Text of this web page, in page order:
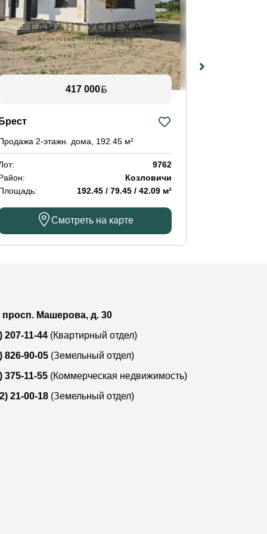
417 000
Брест
2-этажн. дома, 192.45 м²
9762
Козловичи
192.45 / 79.45 / 42.09 м²
Смотреть на карте
просп. Машерова, д. 30
207-11-44 (Квартирный отдел)
826-90-05 (Земельный отдел)
375-11-55 (Коммерческая недвижимость)
21-00-18 (Земельный отдел)